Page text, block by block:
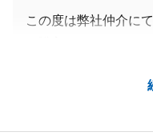
この度は弊社仲介に
対応いただきありが
今後も不動産に関す
お気軽にご相談くだ